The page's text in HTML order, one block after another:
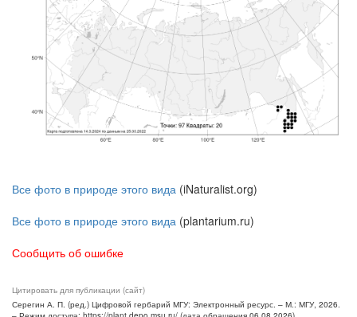
Все фото в природе этого вида (iNaturalist.org)
Все фото в природе этого вида (plantarium.ru)
Сообщить об ошибке
Цитировать для публикации (сайт)
Серегин А. П. (ред.) Цифровой гербарий МГУ: Электронный ресурс. – М.: МГУ, 2026.